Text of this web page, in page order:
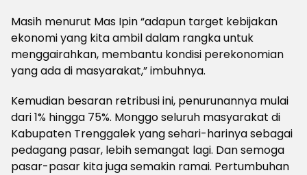
Masih menurut Mas Ipin “adapun target kebijakan
ekonomi yang kita ambil dalam rangka untuk
menggairahkan, membantu kondisi perekonomian
yang ada di masyarakat,” imbuhnya.
Kemudian besaran retribusi ini, penurunannya mulai
dari 1% hingga 75%. Monggo seluruh masyarakat di
Kabupaten Trenggalek yang sehari-harinya sebagai
pedagang pasar, lebih semangat lagi. Dan semoga
pasar-pasar kita juga semakin ramai. Pertumbuhan